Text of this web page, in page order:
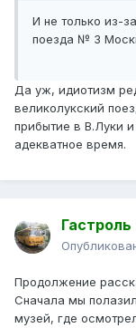
И не только из-
поезда № 3
Да уж, идиотизм
великолукский
прибытие в В.Луки
адекватное время.
Гастроль
Продолжение
Сначала мы
музей, где